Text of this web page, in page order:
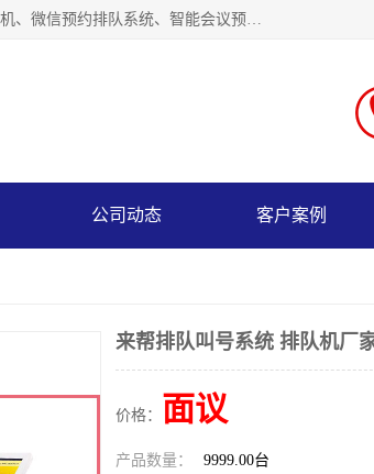
广州如江智能科技有限公司自主研排队叫号系统、工业一体机、叫号机、评价器系统、排队机、微信预约排队系统、智能会议预约系统、自助终端机、自助查询机、LED显示屏、触控一体机、平板会议一体机、教学一体机、室户外液晶广告机等生产以及解决方案，是一家高新技术企业，支持软硬件定制，全国上门安装售后服务。
公司动态 客户案例
来帮排队叫号系统 排队机厂
价格： 面议
产品数量： 9999.00台